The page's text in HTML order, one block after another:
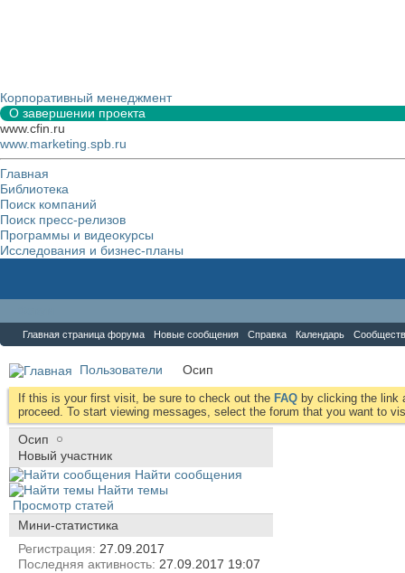
Корпоративный менеджмент
О завершении проекта
www.cfin.ru
www.marketing.spb.ru
Главная
Библиотека
Поиск компаний
Поиск пресс-релизов
Программы и видеокурсы
Исследования и бизнес-планы
Главная страница форума Новые сообщения Справка Календарь
Пользователи Осип
If this is your first visit, be sure to check out the FAQ by clicking the link
proceed. To start viewing messages, select the forum that you want to
Осип
Новый участник
Найти сообщения
Найти темы
Просмотр статей
Мини-статистика
Регистрация 27.09.2017
Последняя активность 27.09.2017 19:07